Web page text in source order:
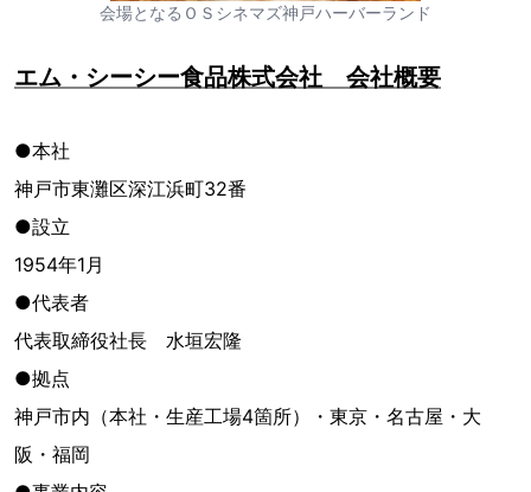
会場となるＯＳシネマズ神戸ハーバーランド
エム・シーシー食品株式会社 会社概要
●本社
神戸市東灘区深江浜町32番
●設立
1954年1月
●代表者
代表取締役社長 水垣宏隆
●拠点
神戸市内（本社・生産工場4箇所）・東京・名古屋・大
阪・福岡